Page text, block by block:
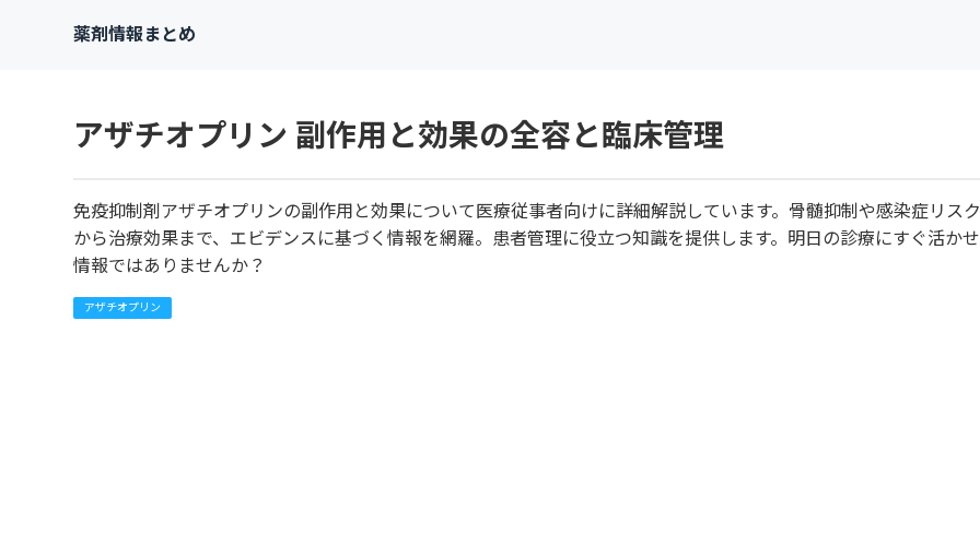
薬剤情報まとめ
アザチオプリン 副作用と効果の全容と臨床管理
免疫抑制剤アザチオプリンの副作用と効果について医療従事者向けに詳細解説しています。骨髄抑制や感染症リス
から治療効果まで、エビデンスに基づく情報を網羅。患者管理に役立つ知識を提供します。明日の診療にすぐ活か
情報ではありませんか？
アザチオプリン